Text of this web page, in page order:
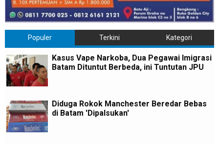
Populer Terkini Kategori
Kasus Vape Narkoba, Dua Pegawai Imigrasi
Batam Dituntut Berbeda, ini Tuntutan JPU
Diduga Rokok Manchester Beredar Bebas
di Batam 'Dipalsukan'